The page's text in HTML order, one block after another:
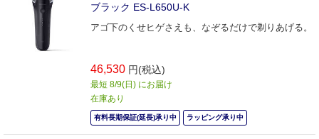
ブラック ES-L650U-K
アゴ下のくせヒゲさえも、なぞるだけで剃りあげる。
46,530 円(税込)
最短 8/9(日) にお届け
在庫あり
有料長期保証(延長)承り中 ラッピング承り中